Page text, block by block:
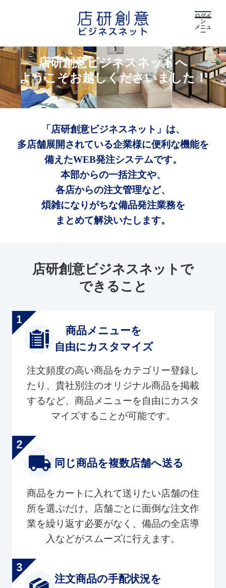
ログイ
ン
メニュ
ー
店研創意ビジネスネットへ
ようこそお越しくださいました！
「店研創意ビジネスネット」は、
多店舗展開されている企業様に便利な機能を
備えたWEB発注システムです。
本部からの一括注文や、
各店からの注文管理など、
煩雑になりがちな備品発注業務を
まとめて解決いたします。
店研創意ビジネスネットで
できること
商品メニューを
自由にカスタマイズ
注文頻度の高い商品をカテゴリー登録し
たり、貴社別注のオリジナル商品を掲載
するなど、商品メニューを自由にカスタ
マイズすることが可能です。
同じ商品を複数店舗へ送る
商品をカートに入れて送りたい店舗の住
所を選ぶだけ。店舗ごとに面倒な注文作
業を繰り返す必要がなく、備品の全店導
入などがスムーズに行えます。
注文商品の手配状況を